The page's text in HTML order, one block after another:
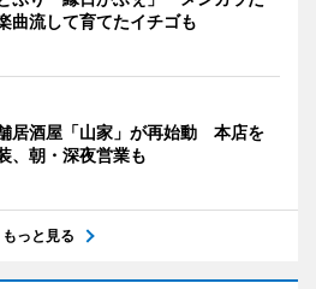
曲流して育てたイチゴも
居酒屋「山家」が再始動 本店を
、朝・深夜営業も
もっと見る